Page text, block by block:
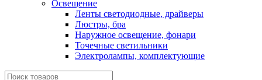
Освещение
Ленты светодиодные, драйверы
Люстры, бра
Наружное освещение, фонари
Точечные светильники
Электролампы, комплектующие